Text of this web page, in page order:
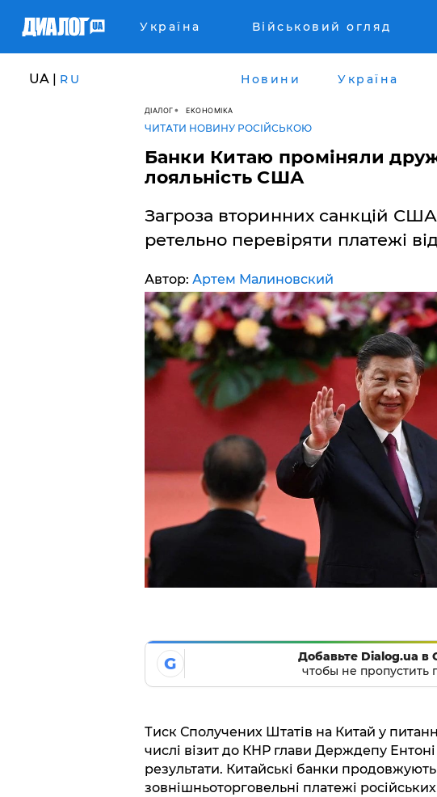
Україна Військовий огляд
UA | RU Новини Україна
ДІАЛОГ ЕКОНОМІКА
ЧИТАТИ НОВИНУ РОСІЙСЬКОЮ
Банки Китаю проміняли
лояльність США
Загроза вторинних санкцій
ретельно перевіряти платежі
Автор: Артем Малиновский
G
Добавьте Dialog.ua в
чтобы не пропустить
Тиск Сполучених Штатів на Китай у
числі візит до КНР глави Держдепу
результати. Китайські банки
зовнішньоторговельні платежі